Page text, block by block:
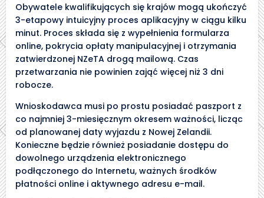
Obywatele kwalifikujących się krajów mogą ukończyć
3-etapowy intuicyjny proces aplikacyjny w ciągu kilku
minut. Proces składa się z wypełnienia formularza
online, pokrycia opłaty manipulacyjnej i otrzymania
zatwierdzonej NZeTA drogą mailową. Czas
przetwarzania nie powinien zająć więcej niż 3 dni
robocze.
Wnioskodawca musi po prostu posiadać paszport z
co najmniej 3-miesięcznym okresem ważności, licząc
od planowanej daty wyjazdu z Nowej Zelandii.
Konieczne będzie również posiadanie dostępu do
dowolnego urządzenia elektronicznego
podłączonego do Internetu, ważnych środków
płatności online i aktywnego adresu e-mail.